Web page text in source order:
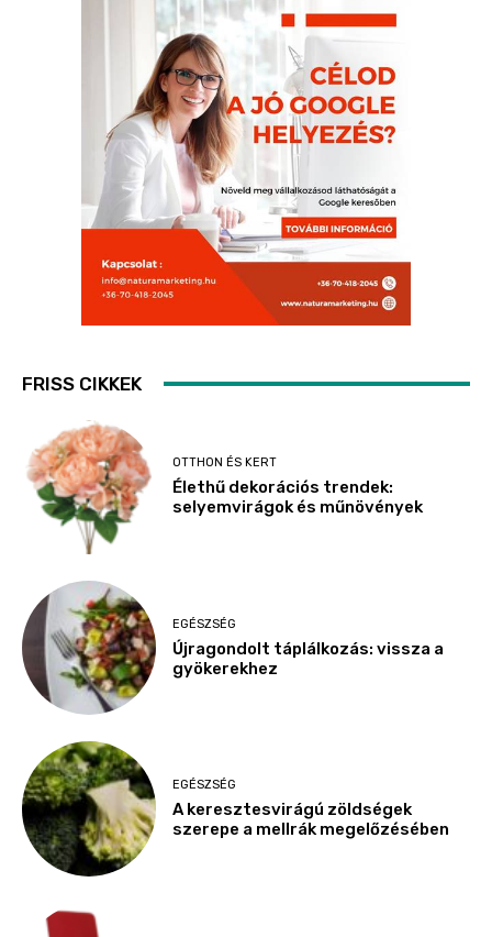
FRISS CIKKEK
OTTHON ÉS KERT
Élethű dekorációs trendek:
selyemvirágok és műnövények
EGÉSZSÉG
Újragondolt táplálkozás: vissza a
gyökerekhez
EGÉSZSÉG
A keresztesvirágú zöldségek
szerepe a mellrák megelőzésében